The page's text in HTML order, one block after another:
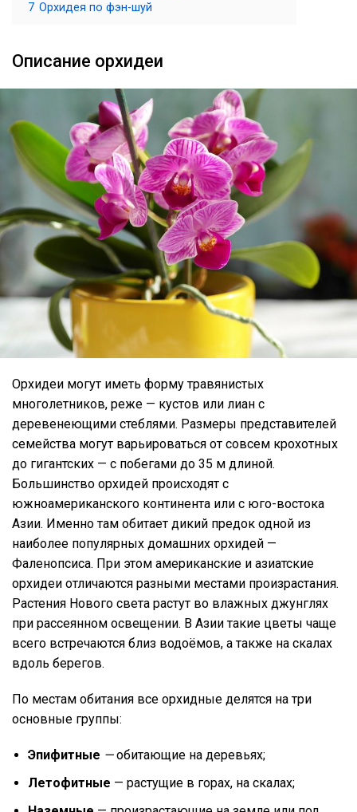
7 Орхидея по фэн-шуй
Описание орхидеи
Орхидеи могут иметь форму травянистых
многолетников, реже — кустов или лиан с
деревенеющими стеблями. Размеры представителей
семейства могут варьироваться от совсем крохотных
до гигантских — с побегами до 35 м длиной.
Большинство орхидей происходят с
южноамериканского континента или с юго-востока
Азии. Именно там обитает дикий предок одной из
наиболее популярных домашних орхидей —
Фаленопсиса. При этом американские и азиатские
орхидеи отличаются разными местами произрастания.
Растения Нового света растут во влажных джунглях
при рассеянном освещении. В Азии такие цветы чаще
всего встречаются близ водоёмов, а также на скалах
вдоль берегов.
По местам обитания все орхидные делятся на три
основные группы:
Эпифитные —обитающие на деревьях;
Летофитные — растущие в горах, на скалах;